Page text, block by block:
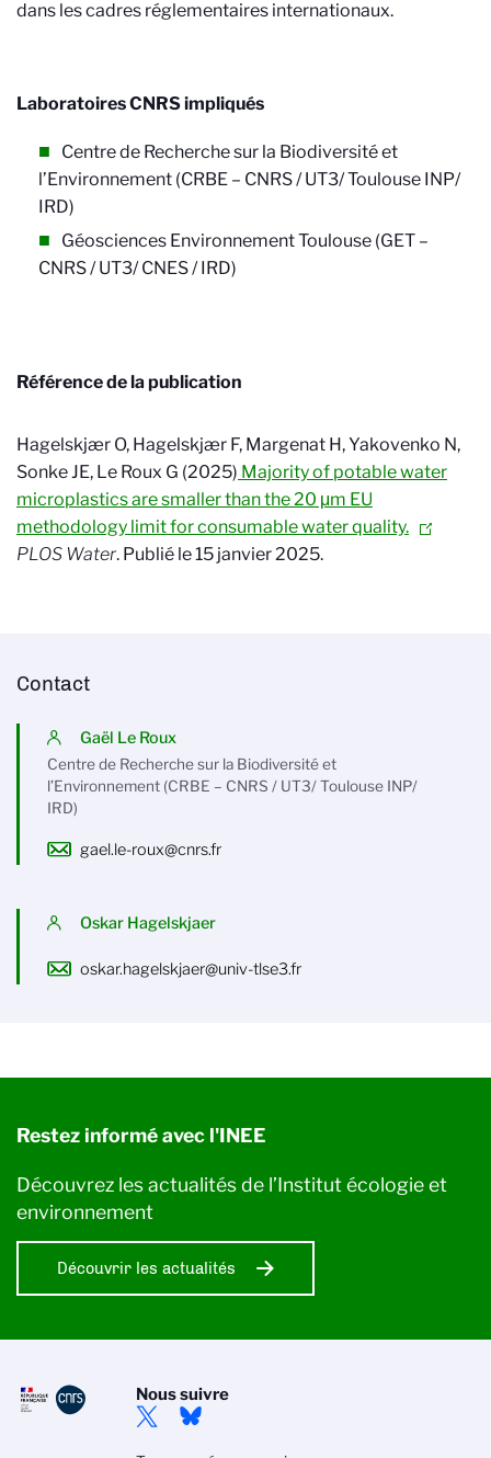
dans les cadres réglementaires internationaux.
Laboratoires CNRS impliqués
Centre de Recherche sur la Biodiversité et
l’Environnement (CRBE – CNRS / UT3/ Toulouse INP/
IRD)
Géosciences Environnement Toulouse (GET –
CNRS / UT3/ CNES / IRD)
Référence de la publication
Hagelskjær O, Hagelskjær F, Margenat H, Yakovenko N,
Sonke JE, Le Roux G (2025) Majority of potable water
microplastics are smaller than the 20 μm EU
methodology limit for consumable water quality.
PLOS Water. Publié le 15 janvier 2025.
Contact
Gaël Le Roux
Centre de Recherche sur la Biodiversité et
l’Environnement (CRBE – CNRS / UT3/ Toulouse INP/
IRD)
gael.le-roux@cnrs.fr
Oskar Hagelskjaer
oskar.hagelskjaer@univ-tlse3.fr
Restez informé avec l'INEE
Découvrez les actualités de l’Institut écologie et
environnement
Découvrir les actualités
Nous suivre